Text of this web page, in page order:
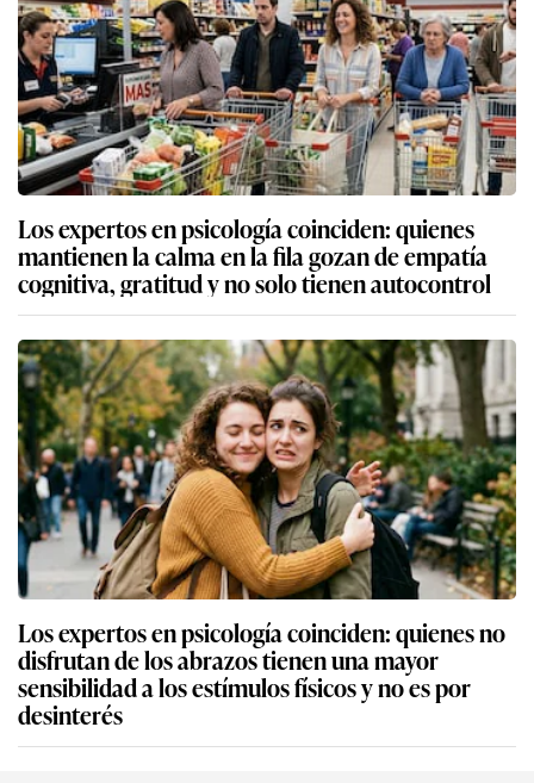
Los expertos en psicología coinciden: quienes
mantienen la calma en la fila gozan de empatía
cognitiva, gratitud y no solo tienen autocontrol
Los expertos en psicología coinciden: quienes no
disfrutan de los abrazos tienen una mayor
sensibilidad a los estímulos físicos y no es por
desinterés